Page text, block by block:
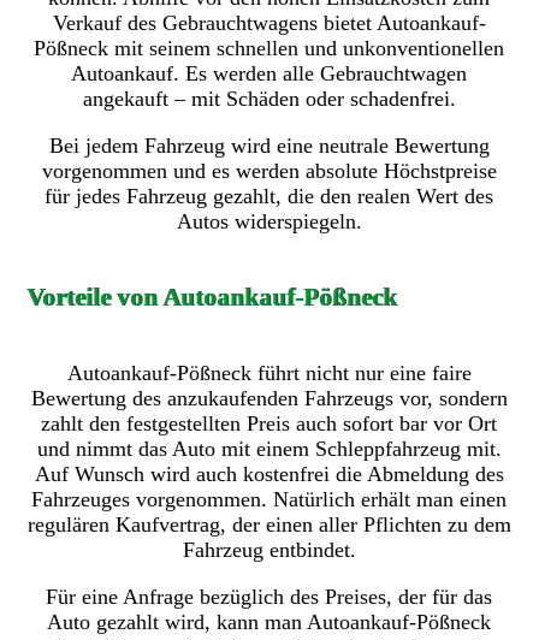
Verkauf des Gebrauchtwagens bietet Autoankauf-
Pößneck mit seinem schnellen und unkonventionellen
Autoankauf. Es werden alle Gebrauchtwagen
angekauft – mit Schäden oder schadenfrei.
Bei jedem Fahrzeug wird eine neutrale Bewertung
vorgenommen und es werden absolute Höchstpreise
für jedes Fahrzeug gezahlt, die den realen Wert des
Autos widerspiegeln.
Vorteile von Autoankauf-Pößneck
Autoankauf-Pößneck führt nicht nur eine faire
Bewertung des anzukaufenden Fahrzeugs vor, sondern
zahlt den festgestellten Preis auch sofort bar vor Ort
und nimmt das Auto mit einem Schleppfahrzeug mit.
Auf Wunsch wird auch kostenfrei die Abmeldung des
Fahrzeuges vorgenommen. Natürlich erhält man einen
regulären Kaufvertrag, der einen aller Pflichten zu dem
Fahrzeug entbindet.
Für eine Anfrage bezüglich des Preises, der für das
Auto gezahlt wird, kann man Autoankauf-Pößneck